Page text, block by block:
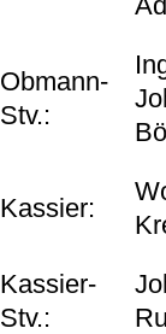
Obmann-
Stv.:
Kassier:
Kassier-
Stv.: